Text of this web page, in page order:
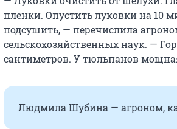
пленки. Опустить луковки на 10
подсушить, — перечислила
сельскохозяйственных наук. —
сантиметров. У тюльпанов
Людмила Шубина — агроном,